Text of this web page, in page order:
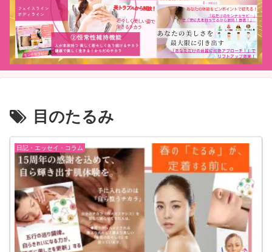
目のたるみ
日記・エッセイ・コラム